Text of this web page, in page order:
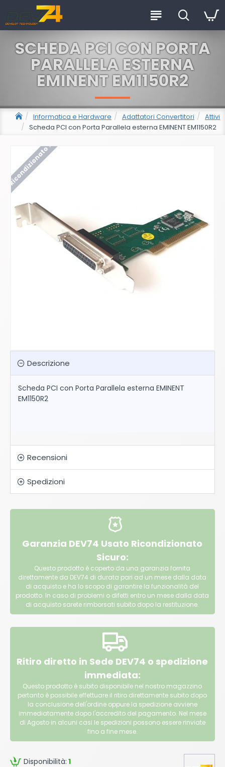
Informatica e Hardware Adattatori Convertitori
Attivi
Scheda PCI con Porta Parallela esterna EMINENT EM1150R2
SCHEDA PCI CON PORTA
PARALLELA ESTERNA
EMINENT EM1150R2
Ricondizionato !
Descrizione
Scheda PCI con Porta Parallela esterna EMINENT
EM1150R2
Recensioni
Spedizioni
Disponibilità: 1
Garanzia DEV74 Usato Ricondizionato
Sicuro:
Questo prodotto è coperto da una garanzia fornita
direttamente da DEV74 di durata pari ad un mese dalla data
di acquisto e ha lo scopo di garantire la funzionalità del
prodotto. In caso di problemi o difetti entro un mese dalla data
di acquisto sarete rimborsati subito dopo la restituzione.
Ritiro diretto in Sede DEV74 o spedizione
immediata:
Questo prodotto è subito disponibile nel nostro magazzino
pertanto è possibile effettuare il ritiro direttamente subito dopo
la conclusione dell'ordine oppure la spedizione avviene
immediatamente dopo l'accredito del pagamento. Nel mese
di Agosto in alcuni casi le spedizioni possono essere rinviate
fino a fine mese.